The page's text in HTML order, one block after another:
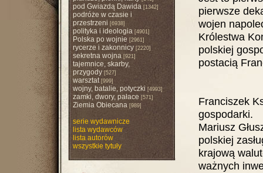
pod Gwiazdą Dawida[1342]
podróże w czasie i
przestrzeni [6938]
polityka i ideologia[4901]
Polska po wojnie [2961]
rycerze i zakonnicy[2220]
sekretna wojna[921]
tajemnice, skarby,
przygody[527]
warsztat[999]
wojny, batalie, potyczki [4993]
zamki, dwory, pałace [571]
Ziemia Obiecana[989]
serie wydawnicze
lista wydawców
lista autorów
wszystkie tytuły
pierwsze
wojen
Królestwa
polskiej
postacią
Franciszek
gospodarki.
Mariusz
polskiej
krajową
ważnych